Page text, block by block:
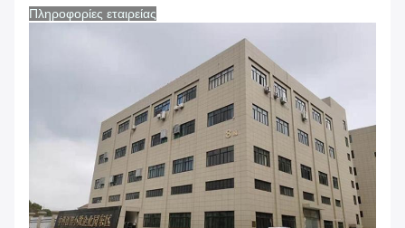
Πληροφορίες εταιρείας